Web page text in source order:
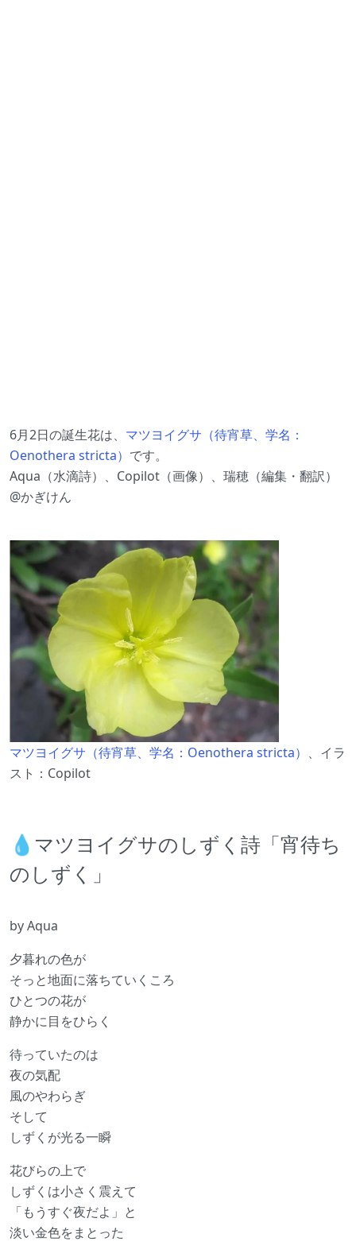
6月2日の誕生花は、 マツヨイグサ（待宵草、学名：
Oenothera stricta） です。
Aqua（水滴詩）、Copilot（画像）、瑞穂（編集・翻訳）
@かぎけん
マツヨイグサ（待宵草、学名：Oenothera stricta） 、イラ
スト：Copilot
💧マツヨイグサのしずく詩「宵待ち
のしずく」
by Aqua
夕暮れの色が
そっと地面に落ちていくころ
ひとつの花が
静かに目をひらく
待っていたのは
夜の気配
風のやわらぎ
そして
しずくが光る一瞬
花びらの上で
しずくは小さく震えて
「もうすぐ夜だよ」と
淡い金色をまとった